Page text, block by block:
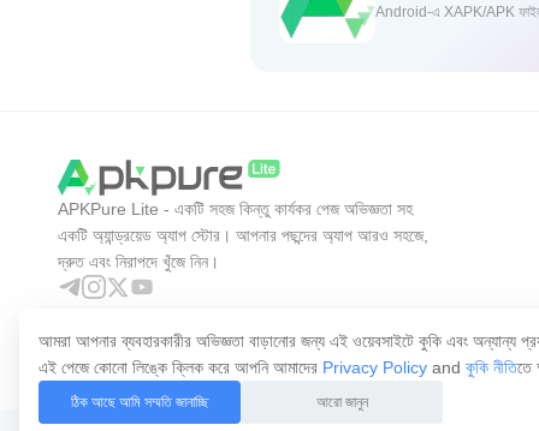
আমরা আপনার ব্যবহারকারীর অভিজ্ঞতা বাড়ানোর জন্য এই ওয়েবসাইটে কুকি এবং অন্যান্য
এই পেজে কোনো লিঙ্কে ক্লিক করে আপনি আমাদের Privacy Policy and কুকি নীতিতে
ঠিক আছে আমি সম্মতি জানাচ্ছি আরো জানুন
APKPure Lite - একটি সহজ কিন্তু কার্যকর পেজ অভিজ্ঞতা সহ
একটি অ্যান্ড্রয়েড অ্যাপ স্টোর। আপনার পছন্দের অ্যাপ আরও সহজে,
দ্রুত এবং নিরাপদে খুঁজে নিন।